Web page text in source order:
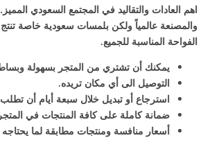
اهم العادات والتقاليد في المجتمع السعودي
والمصنعة عالمياً ولكن بلمسات سعودية خاصة
الفواحة المناسبة للجميع.
يمكنك أن تشتري من المتجر بسهولة
التوصيل الى أي مكان تريده.
استرجاع أو تبديل خلال سبعة أيام أن تطلب
ضمانة كاملة على كافة المنتجات في
أسعار منافسة ومنتجات مطابقة لما يحتاجه